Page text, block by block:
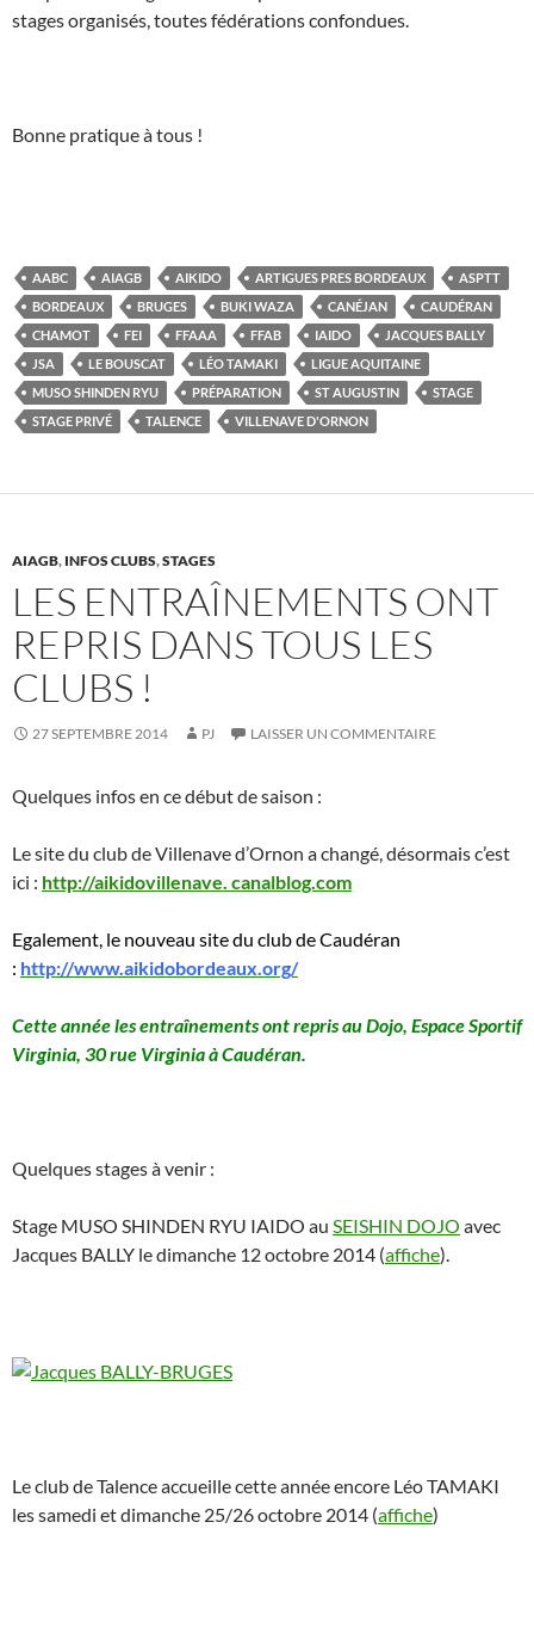
stages organisés, toutes fédérations confondues.
Bonne pratique à tous !
AABC AIAGB AIKIDO ARTIGUES PRES BORDEAUX
ASPTT
BORDEAUX
BRUGES BUKI WAZA CANÉJAN
CAUDÉRAN
CHAMOT
FEI FFAAA FFAB IAIDO
JACQUES BALLY
JSA
LE BOUSCAT LÉO TAMAKI
LIGUE AQUITAINE
MUSO SHINDEN RYU
PRÉPARATION ST AUGUSTIN
STAGE
STAGE PRIVÉ
TALENCE VILLENAVE D'ORNON
AIAGB, INFOS CLUBS,STAGES
LES ENTRAÎNEMENTS ONT
REPRIS DANS TOUS LES
CLUBS !
27 SEPTEMBRE 2014 PJ LAISSER UN COMMENTAIRE
Quelques infos en ce début de saison :
Le site du club de Villenave d’Ornon a changé, désormais c’est
ici : http://aikidovillenave. canalblog.com
Egalement, le nouveau site du club de Caudéran
: http://www.aikidobordeaux.org/
Cette année les entraînements ont repris au Dojo, Espace Sportif
Virginia, 30 rue Virginia à Caudéran.
Quelques stages à venir :
Stage MUSO SHINDEN RYU IAIDO au SEISHIN DOJO avec
Jacques BALLY le dimanche 12 octobre 2014 (affiche).
Le club de Talence accueille cette année encore Léo TAMAKI
les samedi et dimanche 25/26 octobre 2014 (affiche)